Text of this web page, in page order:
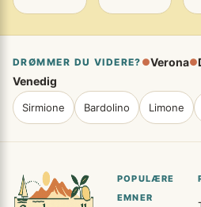
DRØMMER DU VIDERE? ●Verona●
Venedig
Sirmione Bardolino Limone
POPULÆRE
EMNER